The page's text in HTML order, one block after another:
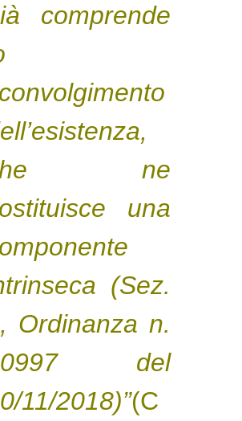
comprende
ne
una
(Sez.
Ordinanza n.
del
11/2018)”(C